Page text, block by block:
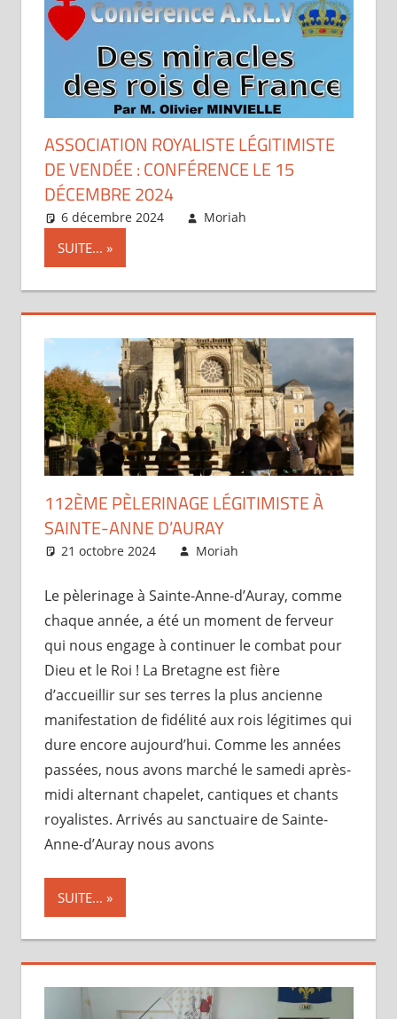
ASSOCIATION ROYALISTE LÉGITIMISTE
DE VENDÉE : CONFÉRENCE LE 15
DÉCEMBRE 2024
6 décembre 2024 Moriah
SUITE...
112ÈME PÈLERINAGE LÉGITIMISTE À
SAINTE-ANNE D’AURAY
21 octobre 2024 Moriah
Le pèlerinage à Sainte-Anne-d’Auray, comme
chaque année, a été un moment de ferveur
qui nous engage à continuer le combat pour
Dieu et le Roi ! La Bretagne est fière
d’accueillir sur ses terres la plus ancienne
manifestation de fidélité aux rois légitimes qui
dure encore aujourd’hui. Comme les années
passées, nous avons marché le samedi après-
midi alternant chapelet, cantiques et chants
royalistes. Arrivés au sanctuaire de Sainte-
Anne-d’Auray nous avons
SUITE...